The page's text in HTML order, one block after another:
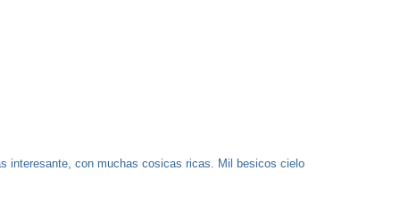
interesante, con muchas cosicas ricas. Mil besicos cielo